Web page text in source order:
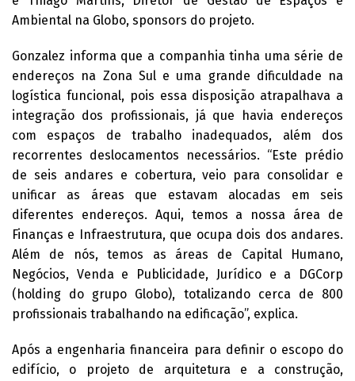
Ambiental na Globo, sponsors do projeto.
Gonzalez informa que a companhia tinha uma série de
endereços na Zona Sul e uma grande dificuldade na
logística funcional, pois essa disposição atrapalhava a
integração dos profissionais, já que havia endereços
com espaços de trabalho inadequados, além dos
recorrentes deslocamentos necessários. “Este prédio
de seis andares e cobertura, veio para consolidar e
unificar as áreas que estavam alocadas em seis
diferentes endereços. Aqui, temos a nossa área de
Finanças e Infraestrutura, que ocupa dois dos andares.
Além de nós, temos as áreas de Capital Humano,
Negócios, Venda e Publicidade, Jurídico e a DGCorp
(holding do grupo Globo), totalizando cerca de 800
profissionais trabalhando na edificação”, explica.
Após a engenharia financeira para definir o escopo do
edifício, o projeto de arquitetura e a construção,